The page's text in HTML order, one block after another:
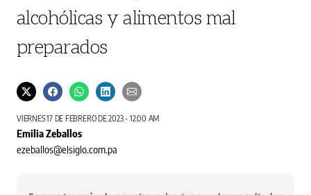
alcohólicas y alimentos mal
preparados
VIERNES 17 DE FEBRERO DE 2023 - 12:00 AM
Emilia Zeballos
ezeballos@elsiglo.com.pa